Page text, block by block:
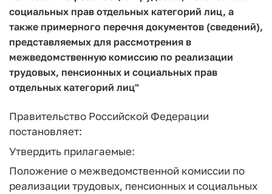
социальных прав отдельных категорий лиц, а
также примерного перечня документов (сведений),
представляемых для рассмотрения в
межведомственную комиссию по реализации
трудовых, пенсионных и социальных прав
отдельных категорий лиц"
Правительство Российской Федерации
постановляет:
Утвердить прилагаемые:
Положение о межведомственной комиссии по
реализации трудовых, пенсионных и социальных